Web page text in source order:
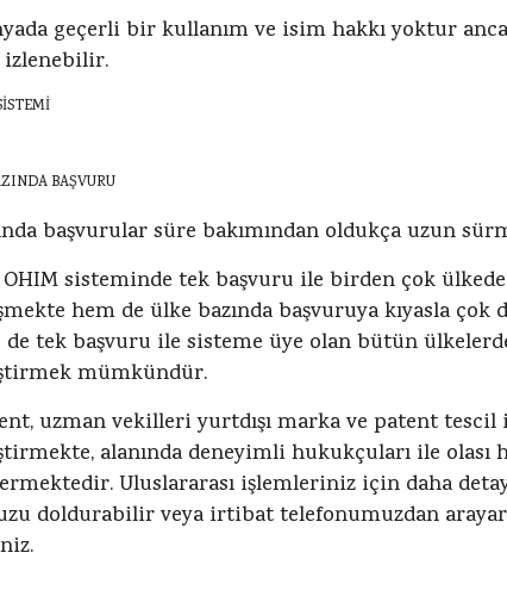
geçerli bir kullanım ve isim hakkı yoktur
izlenebilir.
BAŞVURU
başvurular süre bakımından oldukça uzun
sisteminde tek başvuru ile birden çok
hem de ülke bazında başvuruya kıyasla
tek başvuru ile sisteme üye olan bütün
mümkündür.
uzman vekilleri yurtdışı marka ve patent
alanında deneyimli hukukçuları ile
Uluslararası işlemleriniz için daha
doldurabilir veya irtibat telefonumuzdan